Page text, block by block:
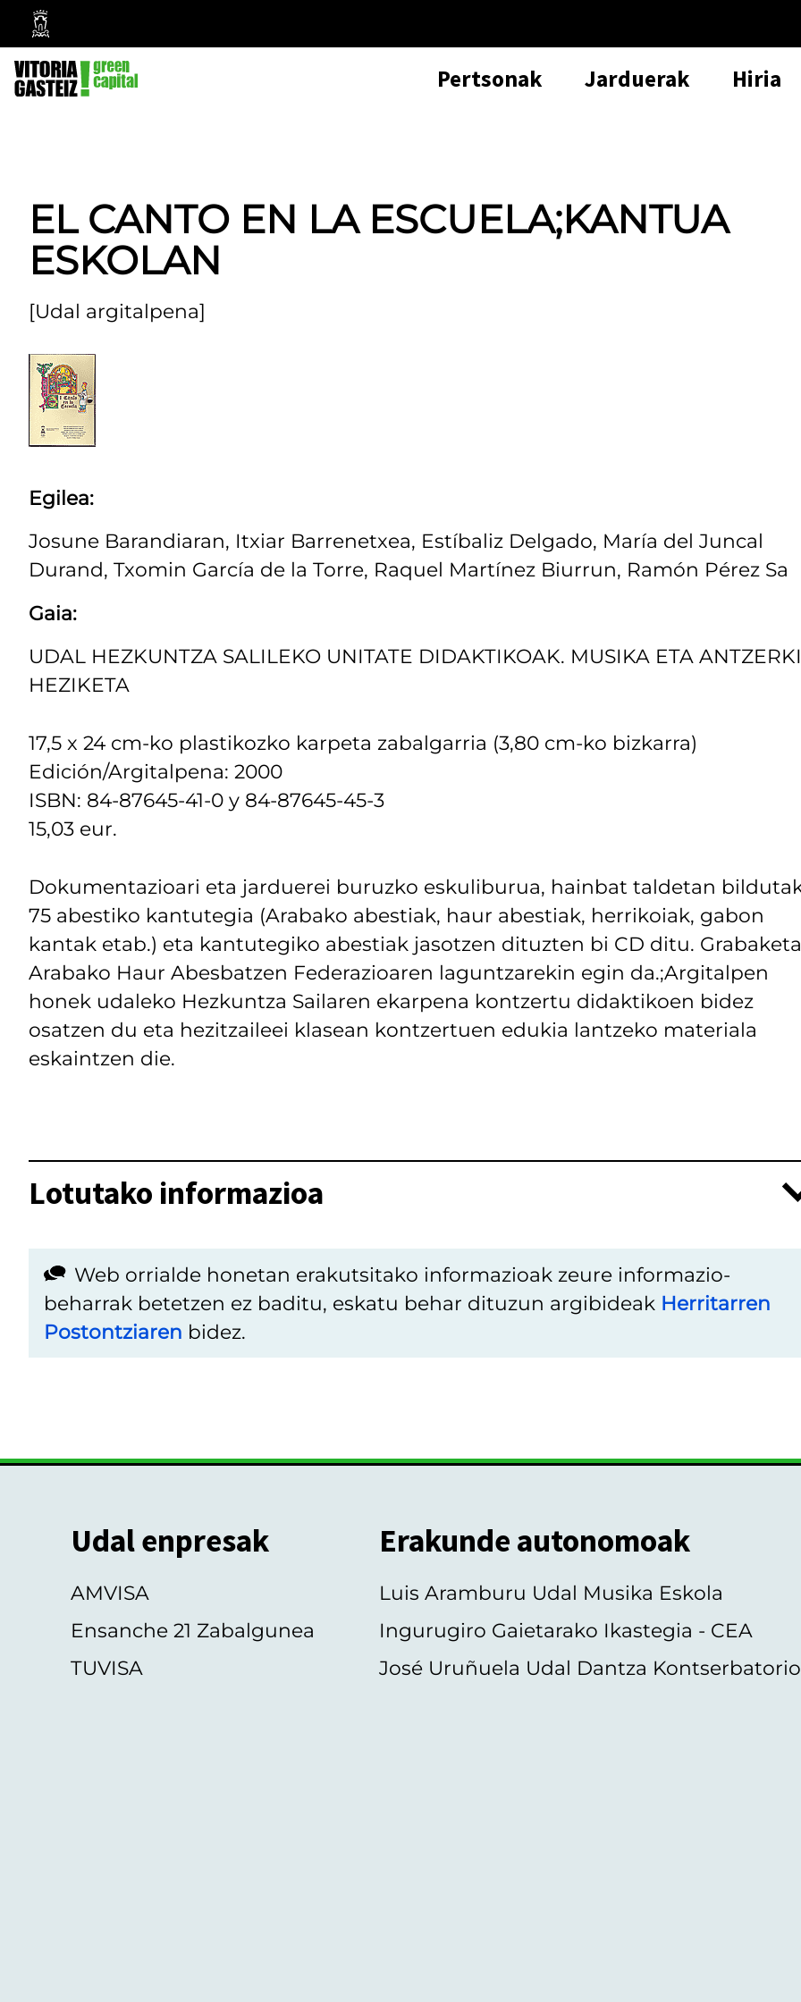
Vitoria-
Gasteizko
Udala
Pertsonak Jarduerak Hiria
EL CANTO EN LA ESCUELA;KANTUA
ESKOLAN
[Udal argitalpena]
Egilea:
Josune Barandiaran, Itxiar Barrenetxea, Estíbaliz Delgado, María del Juncal
Durand, Txomin García de la Torre, Raquel Martínez Biurrun, Ramón Pérez Sa
Gaia:
UDAL HEZKUNTZA SALILEKO UNITATE DIDAKTIKOAK. MUSIKA ETA ANTZERKI
HEZIKETA
17,5 x 24 cm-ko plastikozko karpeta zabalgarria (3,80 cm-ko bizkarra)
Edición/Argitalpena: 2000
ISBN: 84-87645-41-0 y 84-87645-45-3
15,03 eur.
Dokumentazioari eta jarduerei buruzko eskuliburua, hainbat taldetan
75 abestiko kantutegia (Arabako abestiak, haur abestiak, herrikoiak, gabon
kantak etab.) eta kantutegiko abestiak jasotzen dituzten bi CD ditu. Grabaketa
Arabako Haur Abesbatzen Federazioaren laguntzarekin egin da.;Argitalpen
honek udaleko Hezkuntza Sailaren ekarpena kontzertu didaktikoen bidez
osatzen du eta hezitzaileei klasean kontzertuen edukia lantzeko materiala
eskaintzen die.
Lotutako informazioa
Web orrialde honetan erakutsitako informazioak zeure informazio-
beharrak betetzen ez baditu, eskatu behar dituzun argibideak Herritarren
Postontziaren bidez.
Udal enpresak
AMVISA
Ensanche 21 Zabalgunea
TUVISA
Erakunde autonomoak
Luis Aramburu Udal Musika Eskola
Ingurugiro Gaietarako Ikastegia - CEA
José Uruñuela Udal Dantza